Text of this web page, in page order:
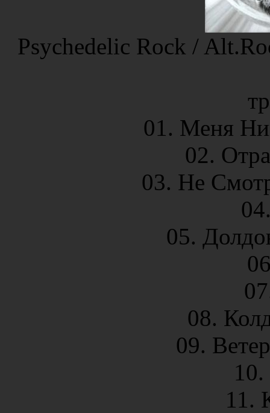
Psychedelic Rock /
01. Меня
02.
03. Не
05.
08.
09.
11.